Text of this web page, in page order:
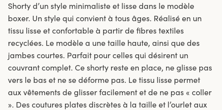
Shorty d’un style minimaliste et lisse dans le modèle
boxer. Un style qui convient à tous âges. Réalisé en un
tissu lisse et confortable à partir de fibres textiles
recyclées. Le modèle a une taille haute, ainsi que des
jambes courtes. Parfait pour celles qui désirent un
couvrant complet. Ce shorty reste en place, ne glisse pas
vers le bas et ne se déforme pas. Le tissu lisse permet
aux vêtements de glisser facilement et de ne pas « coller
». Des coutures plates discrètes à la taille et l’ourlet aux